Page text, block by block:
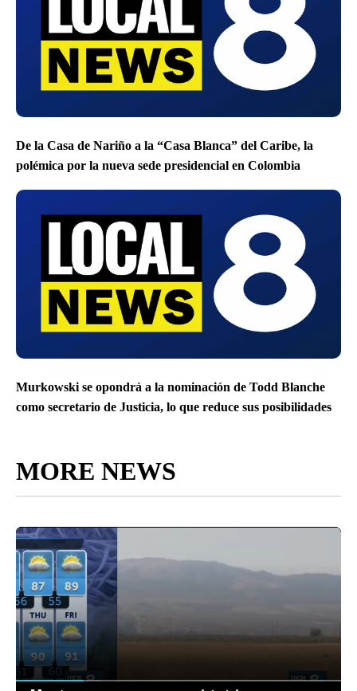
De la Casa de Nariño a la “Casa Blanca” del Caribe, la
polémica por la nueva sede presidencial en Colombia
Murkowski se opondrá a la nominación de Todd Blanche
como secretario de Justicia, lo que reduce sus posibilidades
MORE NEWS